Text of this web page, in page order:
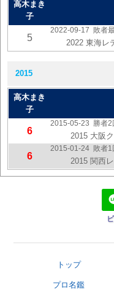
高木まき
子
5
2022-09-17 敗者
2022 東海レ
2015
高木まき
子
6
2015-05-23 勝者2
2015 大阪
6
2015-01-24 敗者
2015 関西
トップ
プロ名鑑